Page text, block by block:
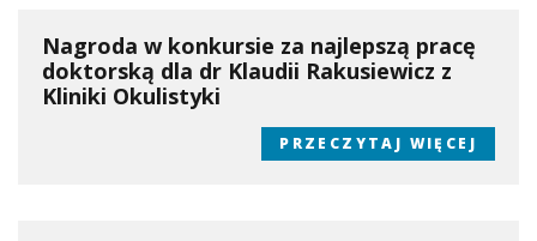
Nagroda w konkursie za najlepszą pracę
doktorską dla dr Klaudii Rakusiewicz z
Kliniki Okulistyki
PRZECZYTAJ WIĘCEJ